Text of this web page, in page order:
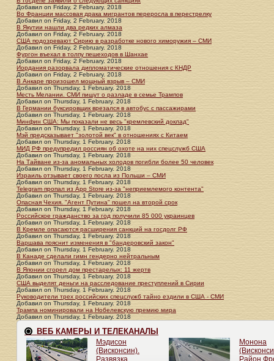
Добавил on Friday, 2 February. 2018
Во Франции массовая драка мигрантов переросла в перестрелку
Добавил on Friday, 2 February. 2018
В Якутии нашли два редких алмаза
Добавил on Friday, 2 February. 2018
США подозревают Сирию в разработке нового химоружия – СМИ
Добавил on Friday, 2 February. 2018
Фургон въехал в толпу пешеходов в Шанхае
Добавил on Friday, 2 February. 2018
Иордания разорвала дипломатические отношения с КНДР
Добавил on Friday, 2 February. 2018
В Анкаре произошел мощный взрыв – СМИ
Добавил on Thursday, 1 February. 2018
Месть Мелании. СМИ пишут о разладе в семье Трампов
Добавил on Thursday, 1 February. 2018
В Германии буксировщик врезался в автобус с пассажирами
Добавил on Thursday, 1 February. 2018
Минфин США: Мы показали не весь "кремлевский доклад"
Добавил on Thursday, 1 February. 2018
Мэй предсказывает "золотой век" в отношениях с Китаем
Добавил on Thursday, 1 February. 2018
МИД РФ предупредил россиян об охоте на них спецслужб США
Добавил on Thursday, 1 February. 2018
На Тайване из-за аномальных холодов погибли более 50 человек
Добавил on Thursday, 1 February. 2018
Израиль отзывает своего посла из Польши – СМИ
Добавил on Thursday, 1 February. 2018
Telegram пропал из App Store из-за "неприемлемого контента"
Добавил on Thursday, 1 February. 2018
Опасная Чехия. "Агент Путина" пошел на второй срок
Добавил on Thursday, 1 February. 2018
Российское гражданство за год получили 85 000 украинцев
Добавил on Thursday, 1 February. 2018
В Кремле опасаются расширения санкций на госдолг РФ
Добавил on Thursday, 1 February. 2018
Варшава пояснит изменения в "бандеровский закон"
Добавил on Thursday, 1 February. 2018
В Канаде сделали гимн гендерно нейтральным
Добавил on Thursday, 1 February. 2018
В Японии сгорел дом престарелых: 11 жертв
Добавил on Thursday, 1 February. 2018
США выделят деньги на расследование преступлений в Сирии
Добавил on Thursday, 1 February. 2018
Руководители трех российских спецслужб тайно ездили в США - СМИ
Добавил on Thursday, 1 February. 2018
Трампа номинировали на Нобелевскую премию мира
Добавил on Thursday, 1 February. 2018